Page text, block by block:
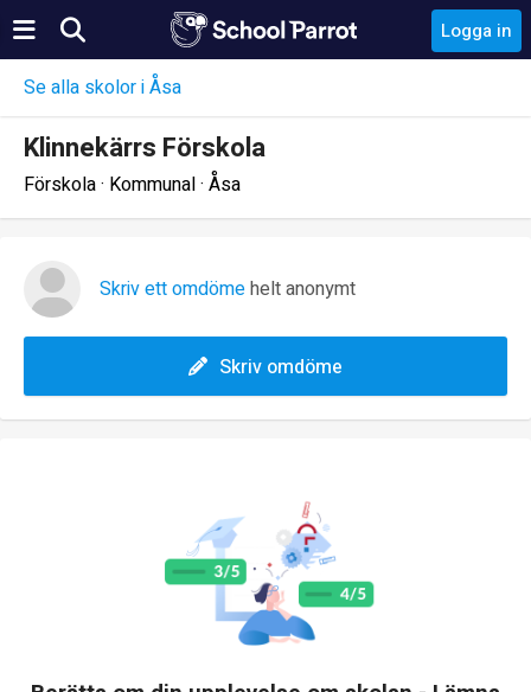
Logga in
Se alla skolor i Åsa
Klinnekärrs Förskola
Förskola · Kommunal · Åsa
Skriv ett omdömehelt anonymt
Skriv omdöme